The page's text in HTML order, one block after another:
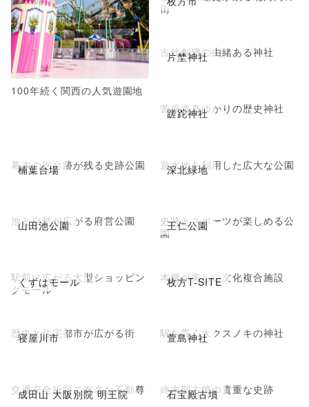
100年続く関西の人気遊園地
街
片埜神社
古代創建の由緒ある神社
蹉跎神社
菅原道真ゆかりの歴史神社
楠葉台場
幕末の砲台跡が残る史跡公園 深北緑地
遊水地を利用した広大な公園
山田池公園
池と自然が広がる府営公園 王仁公園
史跡とスポーツが楽しめる公
園
くずはモール
駅前に広がる大型ショッピン
グモール
枚方T-SITE
本棚が美しい文化複合施設
寝屋川市
歴史と住宅都市が広がる街 萱島神社
駅を貫く大クスノキの神社
成田山 大阪別院 明王院
交通安全祈願で有名な不動尊 石宝殿古墳
終末期古墳の貴重な史跡